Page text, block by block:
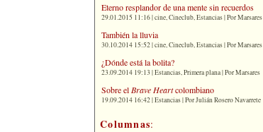
Eterno resplandor de una mente sin recuerdos
29.01.2015 11:16 | cine, Cineclub, Estancias | Por Marsares
También la lluvia
30.10.2014 15:52 | cine, Cineclub, Estancias | Por Marsares
¿Dónde está la bolita?
23.09.2014 19:13 | Estancias, Primera plana | Por Marsares
Sobre el Brave Heartcolombiano
19.09.2014 16:42 | Estancias | Por Julián Rosero Navarrete
Columnas: